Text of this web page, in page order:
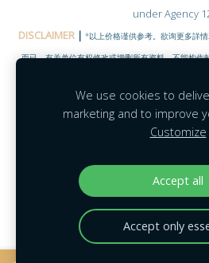
under Agency
DISCLAIMER| *以上价格谨供参考。欲询更多詳
而已，有关单位有权修改或增删所有资料。不能构
Facebook |
Agent Portal |
Feedback
We use cookies to
marketing and to improve
Customize
Accept all
Accept only